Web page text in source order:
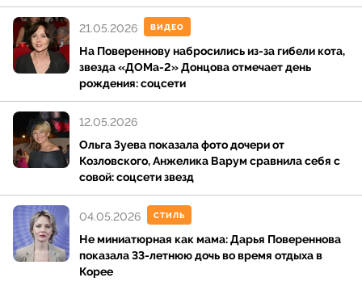
ВИДЕО
На Повереннову набросились из-за гибели кота,
звезда «ДОМа-2» Донцова отмечает день
рождения: соцсети
21.05.2026
Ольга Зуева показала фото дочери от
Козловского, Анжелика Варум сравнила себя с
совой: соцсети звезд
12.05.2026
СТИЛЬ
Не миниатюрная как мама: Дарья Повереннова
показала 33-летнюю дочь во время отдыха в
Корее
04.05.2026